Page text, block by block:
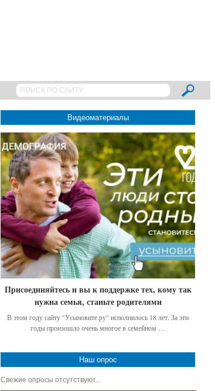
Видеоматериалы
Присоединяйтесь и вы к поддержке тех, кому так
нужна семья, станьте родителями
В этом году сайту "Усыновите.ру" исполнилось 18 лет. За эти
годы произошло очень многое в семейном …
Наш опрос
Свежие опросы отсутствуют...